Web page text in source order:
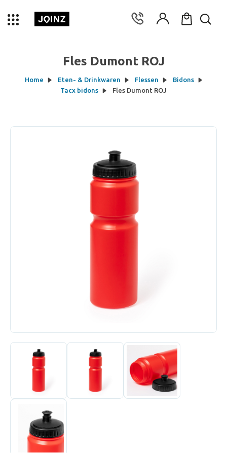
Fles Dumont ROJ
Home Eten- & Drinkwaren Flessen
Bidons
Tacx bidons
Fles Dumont ROJ